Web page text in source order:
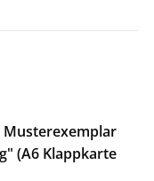
Musterexemplar
(A6 Klappkarte